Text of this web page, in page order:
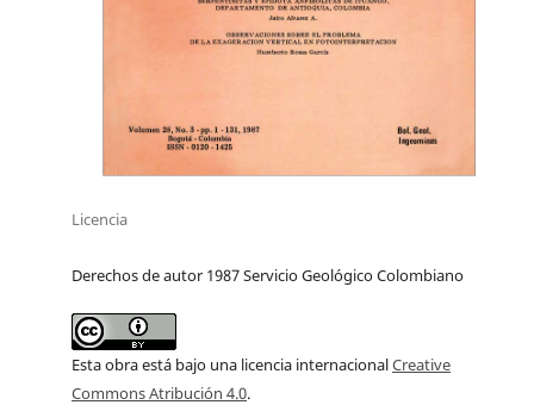
Licencia
Derechos de autor 1987 Servicio Geológico Colombiano
Esta obra está bajo una licencia internacionalCreative
Commons Atribución 4.0.